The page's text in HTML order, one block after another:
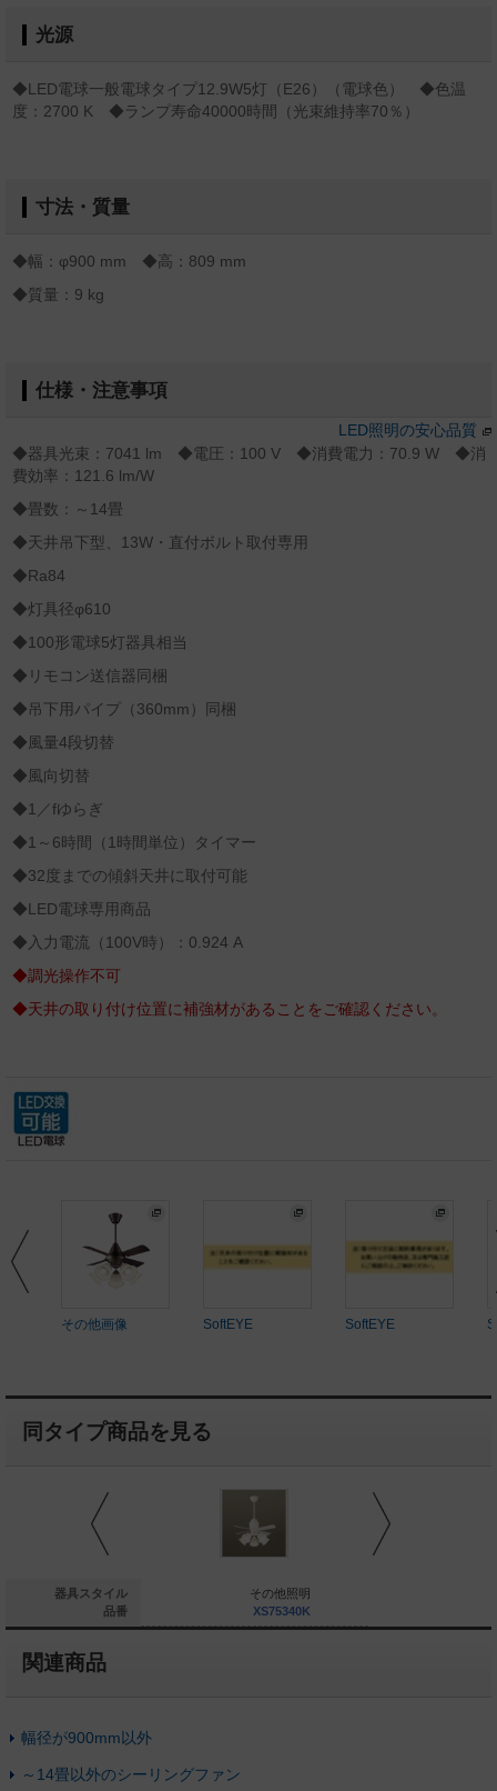
光源
◆LED電球一般電球タイプ12.9W5灯（E26）（電球色） ◆色温
度：2700 K ◆ランプ寿命40000時間（光束維持率70％）
寸法・質量
◆幅：φ900 mm ◆高：809 mm
◆質量：9 kg
仕様・注意事項
LED照明の安心品質
◆器具光束：7041 lm ◆電圧：100 V ◆消費電力：70.9 W ◆消
費効率：121.6 lm/W
◆畳数：～14畳
◆天井吊下型、13W・直付ボルト取付専用
◆Ra84
◆灯具径φ610
◆100形電球5灯器具相当
◆リモコン送信器同梱
◆吊下用パイプ（360mm）同梱
◆風量4段切替
◆風向切替
◆1／fゆらぎ
◆1～6時間（1時間単位）タイマー
◆32度までの傾斜天井に取付可能
◆LED電球専用商品
◆入力電流（100V時）：0.924 A
◆調光操作不可
◆天井の取り付け位置に補強材があることをご確認ください。
その他画像 SoftEYE SoftEYE
同タイプ商品を見る
器具スタイル
品番
その他照明
その他照明
XS75340K
関連商品
幅径が900mm以外
～14畳以外のシーリングファン